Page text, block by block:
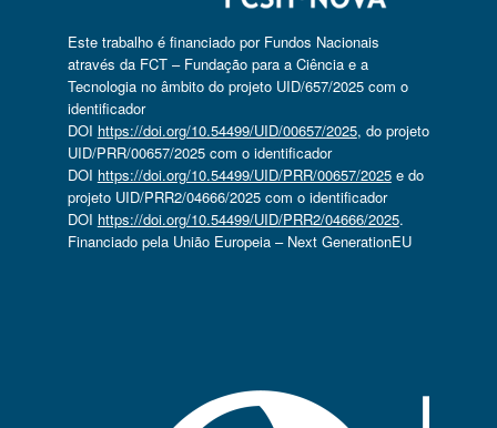
Este trabalho é financiado por Fundos Nacionais
através da FCT – Fundação para a Ciência e a
Tecnologia no âmbito do projeto UID/657/2025 com o
identificador
DOI https://doi.org/10.54499/UID/00657/2025, do projeto
UID/PRR/00657/2025 com o identificador
DOI https://doi.org/10.54499/UID/PRR/00657/2025e do
projeto UID/PRR2/04666/2025 com o identificador
DOI https://doi.org/10.54499/UID/PRR2/04666/2025.
Financiado pela União Europeia – Next GenerationEU